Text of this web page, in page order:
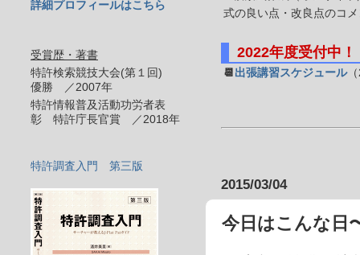
式の良い点・改良点のコ
2022年度受付中！
📆 出張講習スケジュール
2015/03/04
今日はこんな日
詳細プロフィールはこちら
受賞歴・著書
特許検索競技大会(第１回)
優勝 ／2007年
特許情報普及活動功労者表
彰 特許庁長官賞 ／2018年
特許調査入門 第三版